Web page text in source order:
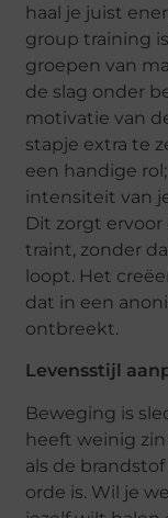
haal je juist
group training
groepen van
de slag onder
motivatie van
stapje extra te
een handige
intensiteit van
Dit zorgt
traint, zonder
loopt. Het
dat in een
ontbreekt.
Levensstijl
Beweging is
heeft weinig
als de
orde is. Wil je